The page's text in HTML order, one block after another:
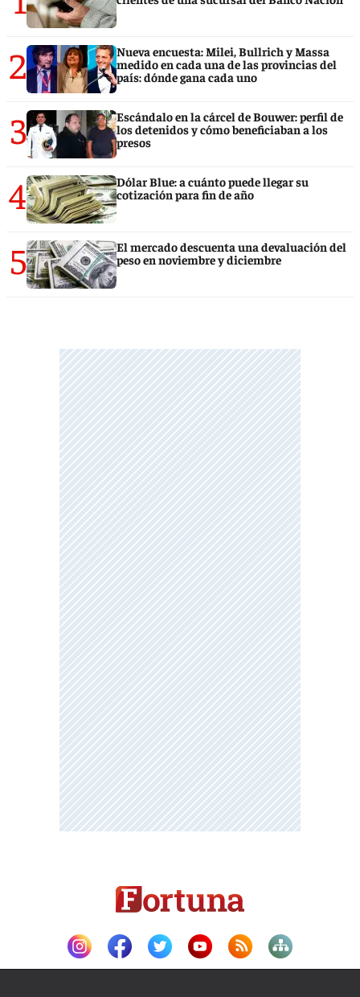
2
Nueva encuesta: Milei, Bullrich y Massa
medido en cada una de las provincias del
país: dónde gana cada uno
3
Escándalo en la cárcel de Bouwer: perfil de
los detenidos y cómo beneficiaban a los
presos
4
Dólar Blue: a cuánto puede llegar su
cotización para fin de año
5
El mercado descuenta una devaluación del
peso en noviembre y diciembre